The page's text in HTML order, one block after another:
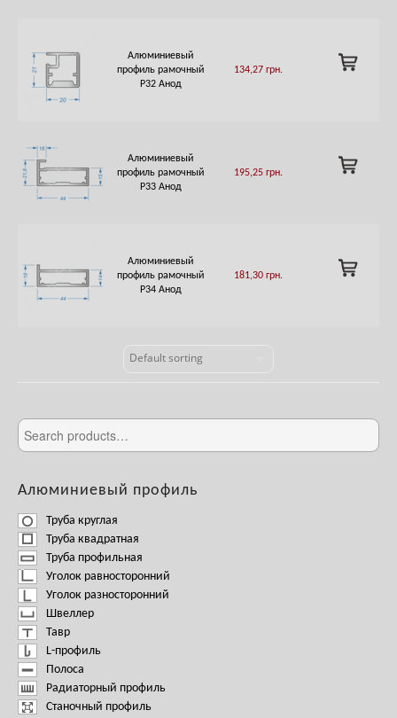
Алюминиевый
профиль рамочный
Р32 Анод
134,27 грн.
ADD
TO
Алюминиевый
профиль рамочный
Р33 Анод
195,25 грн.
ADD
TO
Алюминиевый
профиль рамочный
Р34 Анод
181,30 грн.
ADD
TO
Алюминиевый профиль
Труба круглая
Труба квадратная
Труба профильная
Уголок равносторонний
Уголок разносторонний
Швеллер
Тавр
L-профиль
Полоса
Радиаторный профиль
Станочный профиль